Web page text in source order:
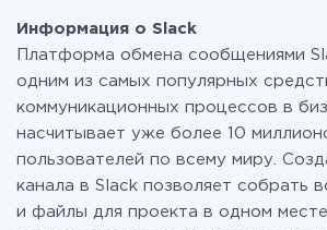
Информация о Slack
Платформа обмена сообщениями
одним из самых популярных
коммуникационных процессов в
насчитывает уже более 10
пользователей по всему миру.
канала в Slack позволяет собрать
и файлы для проекта в одном